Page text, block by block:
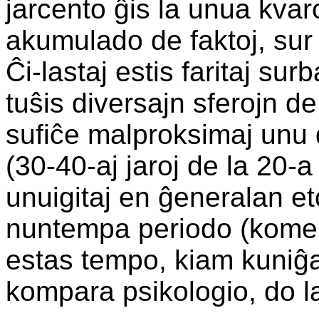
jarcento ĝis la unua
akumulado de faktoj,
Ĉi-lastaj estis faritaj
tuŝis diversajn sferojn
sufiĉe malproksimaj
(30-40-aj jaroj de la 20-
unuigitaj en ĝeneralan
nuntempa periodo
estas tempo, kiam
kompara psikologio, do